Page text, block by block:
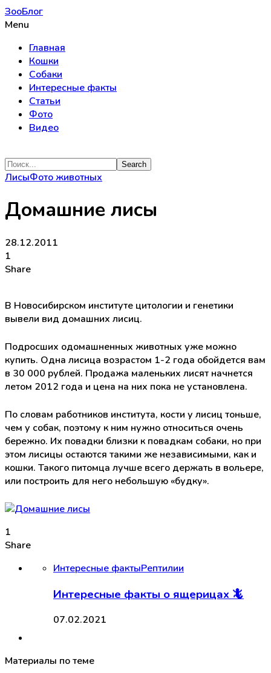
ЗооБлог
Menu
Главная
Кошки
Собаки
Интересные факты
Статьи
Фото
Видео
ЛисыФото животных
Домашние лисы
28.12.2011
1
Share
В Новосибирском институте цитологии и генетики
вывели вид домашних лисиц.
Подросших одомашненных животных уже можно
купить. Одна лисица возрастом 1-2 года обойдется вам
в 30 000 рублей. Продажа маленьких лисят начнется
летом 2012 года и цена на них пока не установлена.
По словам работников института, кости у лисиц тоньше,
чем у собак, поэтому к ним нужно относиться очень
бережно. Их повадки близки к повадкам собаки, но при
этом лисицы остаются такими же независимыми, как и
кошки. Такого питомца лучше всего держать в вольере,
или построить для него небольшую «будку».
1
Share
Интересные фактыРептилии
Интересные факты о ящерицах 🦎
07.02.2021
Материалы по теме